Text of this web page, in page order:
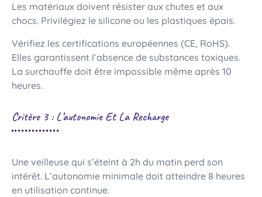
Les matériaux doivent résister aux chutes et aux
chocs. Privilégiez le silicone ou les plastiques épais.
Vérifiez les certifications européennes (CE, RoHS).
Elles garantissent l’absence de substances toxiques.
La surchauffe doit être impossible même après 10
heures.
Critère 3 : L’autonomie Et La Recharge
Une veilleuse qui s’éteint à 2h du matin perd son
intérêt. L’autonomie minimale doit atteindre 8 heures
en utilisation continue.